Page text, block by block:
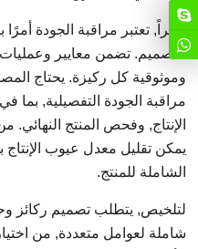
أخيراً, تعتبر مراقبة الجودة أمرًا
التصميم. تضمن معايير وعمليات
وموثوقية كل ركيزة. يحتاج
مراقبة الجودة التفصيلية, بما
الإنتاج, وفحص المنتج النهائي.
يمكن تقليل معدل عيوب
الشاملة للمنتج.
لتلخيص, يتطلب تصميم ركائز
شاملة لعوامل متعددة, من اختيار